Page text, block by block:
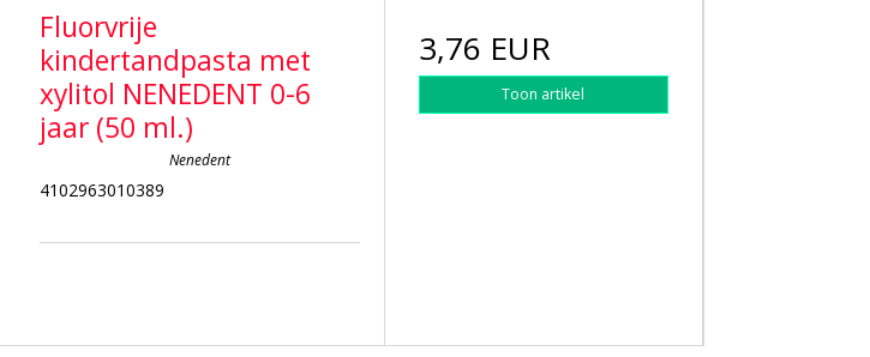
Fluorvrije
kindertandpasta met
xylitol NENEDENT 0-6
jaar (50 ml.)
Nenedent
4102963010389
3,76 EUR
Toon artikel